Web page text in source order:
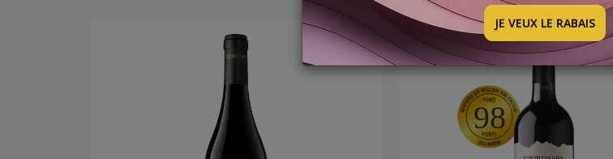
98
JE VEUX LE RABAIS